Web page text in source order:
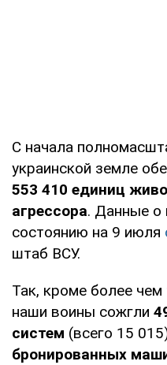
С начала
украинской земле
553 410 единиц
агрессора. Данные о
состоянию на 9 июля
штаб ВСУ.
Так, кроме более чем
наши воины сожгли
систем (всего 15
бронированных